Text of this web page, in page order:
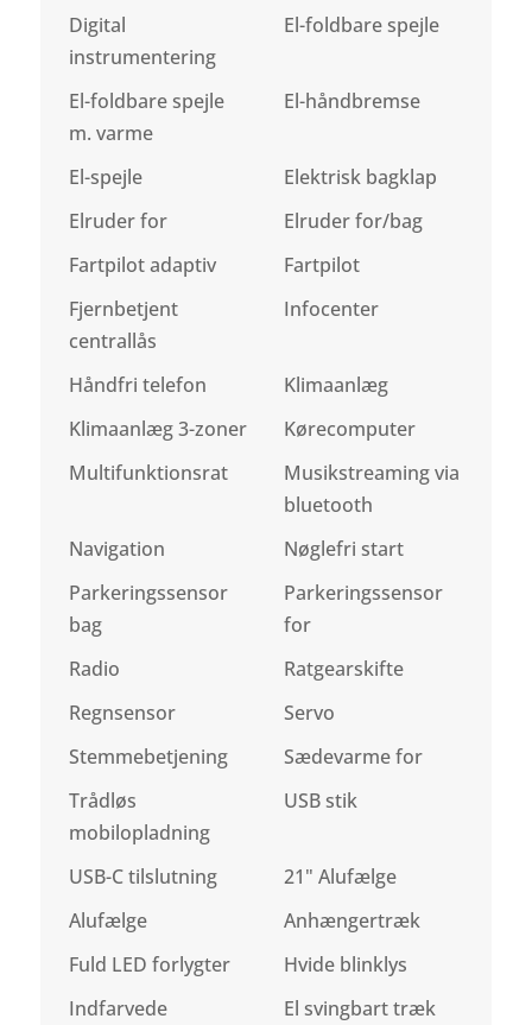
Digital
instrumentering
El-foldbare spejle
El-foldbare spejle
m. varme
El-håndbremse
El-spejle
Elektrisk bagklap
Elruder for
Elruder for/bag
Fartpilot adaptiv
Fartpilot
Fjernbetjent
centrallås
Infocenter
Håndfri telefon
Klimaanlæg
Klimaanlæg 3-zoner
Kørecomputer
Multifunktionsrat
Musikstreaming via
bluetooth
Navigation
Nøglefri start
Parkeringssensor
bag
Parkeringssensor
for
Radio
Ratgearskifte
Regnsensor
Servo
Stemmebetjening
Sædevarme for
Trådløs
mobilopladning
USB stik
USB-C tilslutning
21" Alufælge
Alufælge
Anhængertræk
Fuld LED forlygter
Hvide blinklys
Indfarvede
El svingbart træk